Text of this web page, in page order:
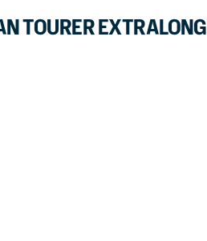
TOURER EXTRALONG